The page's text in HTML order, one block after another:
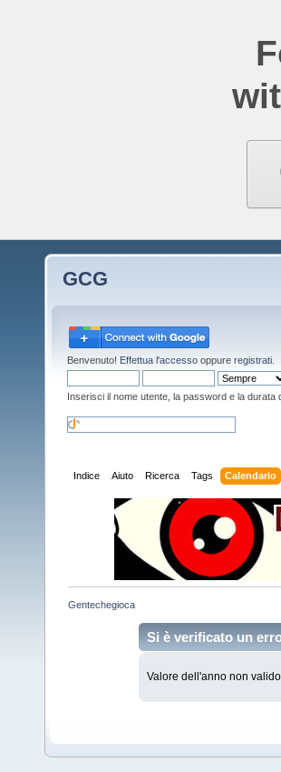
GCG
Benvenuto! Effettua l'accesso oppure registrati
Inserisci il nome utente, la password e la durata
Indice Aiuto Ricerca Tags Calendario
Gentechegioca
Si è verificato un
Valore dell'anno non